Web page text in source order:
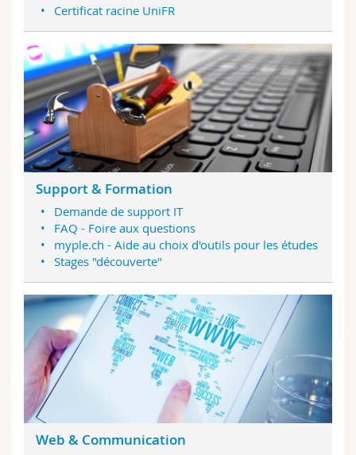
Certificat racine UniFR
Support & Formation
Demande de support IT
FAQ - Foire aux questions
myple.ch - Aide au choix d'outils pour les études
Stages "découverte"
Web & Communication